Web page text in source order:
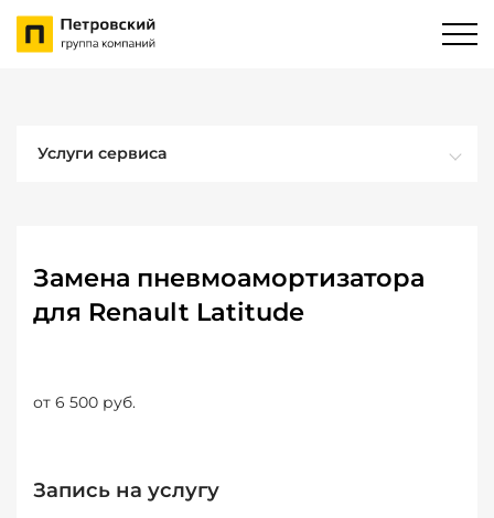
Услуги сервиса
Замена пневмоамортизатора
для Renault Latitude
от 6 500 руб.
Запись на услугу